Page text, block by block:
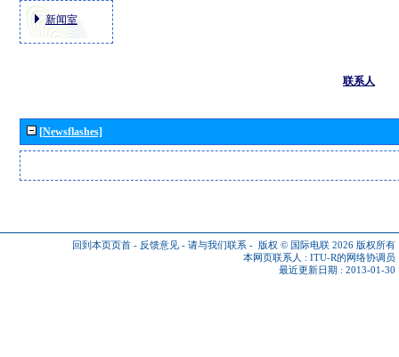
新闻室
联系人
[Newsflashes]
回到本页页首 - 反馈意见 - 请与我们联系 - 版权 © 国际电联 2026 版权所有
本网页联系人 : ITU-R的网络协调员
最近更新日期 : 2013-01-30